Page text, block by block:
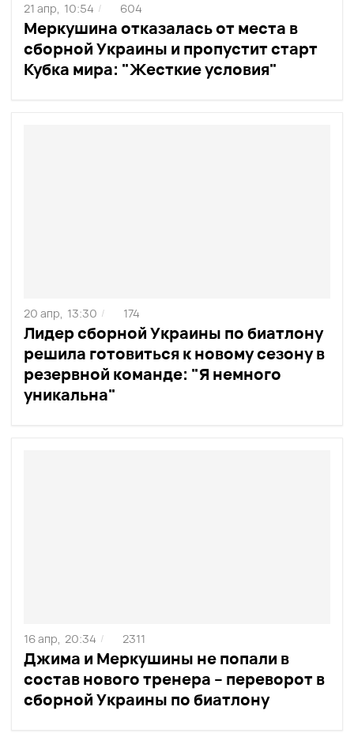
Меркушина отказалась от места в
сборной Украины и пропустит старт
Кубка мира: "Жесткие условия"
21 апр, 10:54 / 604
Лидер сборной Украины по биатлону
решила готовиться к новому сезону в
резервной команде: "Я немного
уникальна"
20 апр, 13:30 / 174
Джима и Меркушины не попали в
состав нового тренера – переворот в
сборной Украины по биатлону
16 апр, 20:34 / 2311